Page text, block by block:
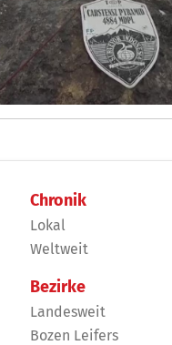
Chronik
Lokal
Weltweit
Bezirke
Landesweit
Bozen Leifers